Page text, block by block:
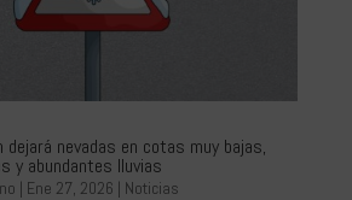
nevadas en cotas muy bajas,
y abundantes lluvias
| Ene 27, 2026 | Noticias